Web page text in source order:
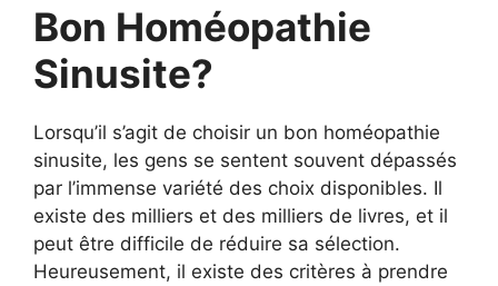
Bon Homéopathie
Sinusite?
Lorsqu’il s’agit de choisir un bon homéopathie
sinusite, les gens se sentent souvent dépassés
par l’immense variété des choix disponibles. Il
existe des milliers et des milliers de livres, et il
peut être difficile de réduire sa sélection.
Heureusement, il existe des critères à prendre